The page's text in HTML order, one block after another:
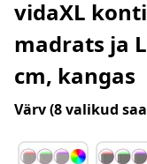
vidaXL
madrats ja
cm, kangas
Värv(8 valikud